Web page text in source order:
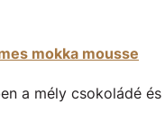
mokka mousse
a mély csokoládé